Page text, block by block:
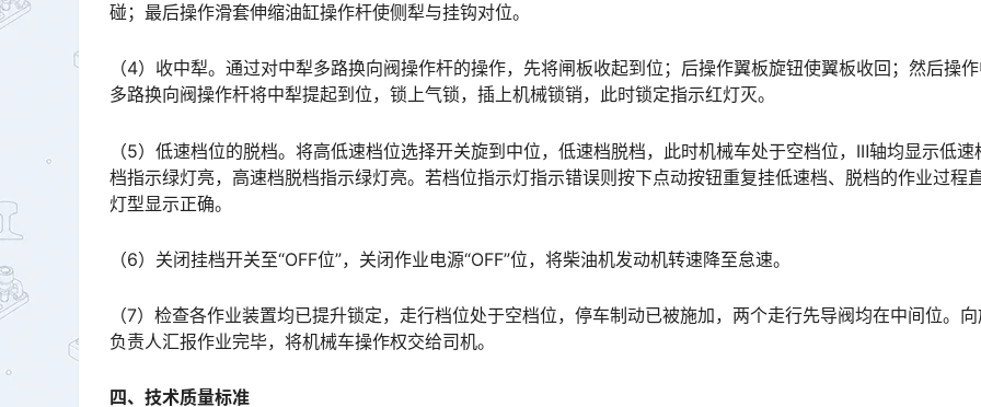
碰；最后操作滑套伸缩油缸操作杆使侧犁与挂钩对位。󠅅󠅃󠄵󠅂󠄪󠇖󠆨󠆨󠇕󠆞󠆒󠅬󠇘󠆭󠆘󠇙󠆝󠅵󠇗󠆭󠆁󠄐󠇗󠅹󠅸󠇖󠆍󠅳󠇖󠅹󠅰󠇖󠆌󠅹
（4）收中犁。通过对中犁多路换向阀操作杆的操作，先将闸板收起到位；后操作翼板旋钮使翼板收回；然后操
多路换向阀操作杆将中犁提起到位，锁上气锁，插上机械锁销，此时锁定指示红灯灭。󠅅󠅃󠄵󠅂󠄪󠇖󠆨󠆨󠇕󠆞󠆒󠅬󠇘󠆭󠆘󠇙󠆝󠅵󠇗󠆭󠆁󠄐󠇗󠅹󠅸󠇖󠆍󠅳󠇖󠅹󠅰󠇖󠆌󠅹
（5）低速档位的脱档。将高低速档位选择开关旋到中位，低速档脱档，此时机械车处于空档位，ⅠⅡ轴均显示低速
档指示绿灯亮，高速档脱档指示绿灯亮。若档位指示灯指示错误则按下点动按钮重复挂低速档、脱档的作业过程
灯型显示正确。󠅅󠅃󠄵󠅂󠄪󠇖󠆨󠆨󠇕󠆞󠆒󠅬󠇘󠆭󠆘󠇙󠆝󠅵󠇗󠆭󠆁󠄐󠇗󠅹󠅸󠇖󠆍󠅳󠇖󠅹󠅰󠇖󠆌󠅹
（6）关闭挂档开关至“OFF位”，关闭作业电源“OFF”位，将柴油机发动机转速降至怠速。
（7）检查各作业装置均已提升锁定，走行档位处于空档位，停车制动已被施加，两个走行先导阀均在中间位。
负责人汇报作业完毕，将机械车操作权交给司机。
四、技术质量标准